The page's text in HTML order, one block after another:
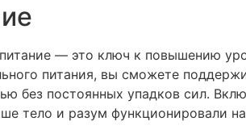
— это ключ к повышению
питания, вы сможете
без постоянных упадков сил.
тело и разум функционировали